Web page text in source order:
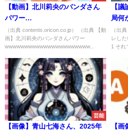
【動画】北川莉央のパンダさん
パワー
（出典 contents.oricon.co.jp） （出典 【動
画】北川莉央のパンダさんパワー
wwwwwwwwwwwwwwwwwwwwww...
【
局何
（出
レし
1 それ
芸能
【画像】青山七海さん、2025年 【